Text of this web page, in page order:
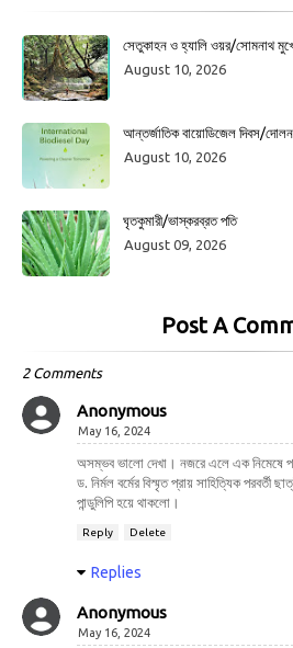
সেতুকাহন ও হ্যালি ওয়র/সোমনাথ
August 10, 2026
আন্তর্জাতিক বায়োডিজেল দিবস/
August 10, 2026
ঘৃতকুমারী/ভাস্করব্রত পতি
August 09, 2026
Post A
2 Comments
Anonymous
May 16, 2024
অসম্ভব ভালো দেখা। নজরে এলে এক নিমেষে
ড. নির্মল বর্মের বিস্মৃত প্রায় সাহিত্যিক পরবর্তী
পান্ডুলিপি হয়ে থাকলো।
Reply Delete
Replies
Anonymous
May 16, 2024